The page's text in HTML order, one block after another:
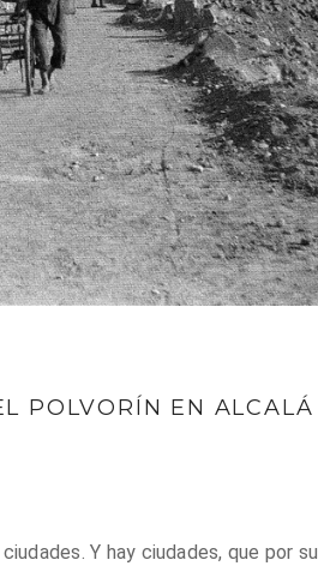
POLVORÍN EN ALCALÁ
Y hay ciudades, que por